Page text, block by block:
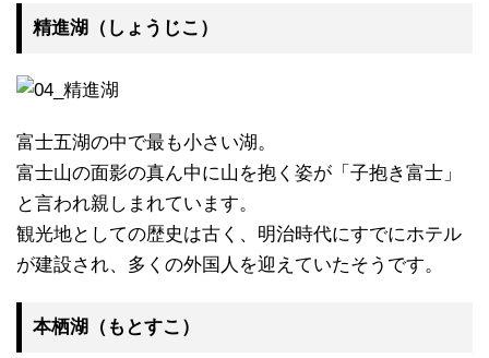
精進湖（しょうじこ）
富士五湖の中で最も小さい湖。
富士山の面影の真ん中に山を抱く姿が「子抱き富士」
と言われ親しまれています。
観光地としての歴史は古く、明治時代にすでにホテル
が建設され、多くの外国人を迎えていたそうです。
本栖湖（もとすこ）